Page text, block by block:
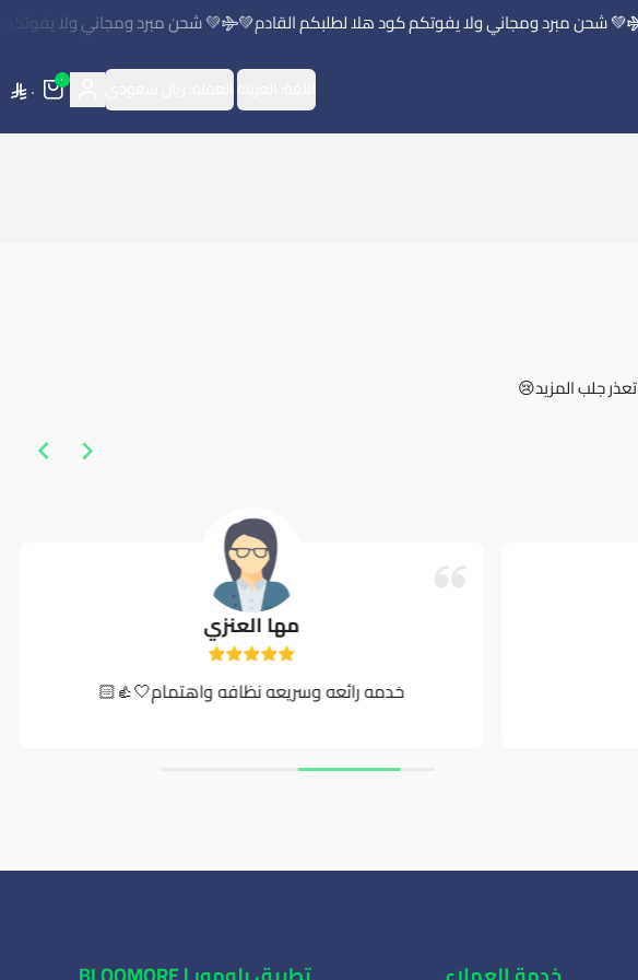
💚 شحن مبرد ومجاني ولا يفوتكم كود هلا لطلبكم القادم💚 💚 شحن مبرد ومجاني ولا يفوتكم
٠ ٠
تعذر جلب المزيد😢
مها العنزي
خدمه رائعه وسريعه نظافه واهتمام🤍👍🏻